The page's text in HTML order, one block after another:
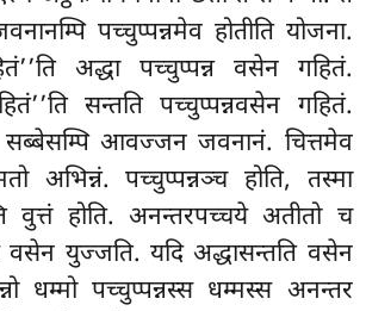
पच्चुप्पन्नमेव होतीति योजना.
अद्धा पच्चुप्पन्न वसेन गहितं.
सन्ततिपच्चुप्पन्नवसेन गहितं.
सब्बेसम्पि आवज्जन जवनानं. चित्तमेव
अभिन्नं. पच्चुप्पन्नञ्च होति, तस्मा
वुत्तं होति. अनन्तरपच्चये अतीतो च
वसेन युज्जति. यदि अद्धासन्तति वसेन
धम्मो पच्चुप्पन्नस्स धम्मस्स अनन्तर